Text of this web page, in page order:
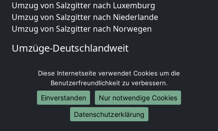
Umzug von Salzgitter nach Luxemburg
Umzug von Salzgitter nach Niederlande
Umzug von Salzgitter nach Norwegen
Umzüge-Deutschlandweit
Umzug von Salzgitter nach Hamburg
Umzug von Salzgitter nach München
Umzug von Salzgitter nach Köln
Umzug von Salzgitter nach Frankfurt am Main
Umzug von Salzgitter nach Stuttgart
Diese Internetseite verwendet Cookies um die
Benutzerfreundlichkeit zu verbessern.
Einverstanden
Nur notwendige Cookies
Datenschutzerklärung